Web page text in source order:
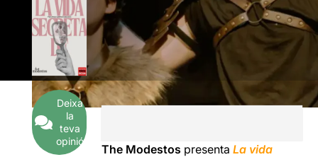
Deixa
la
teva
opinió
The Modestos presentaLa vida